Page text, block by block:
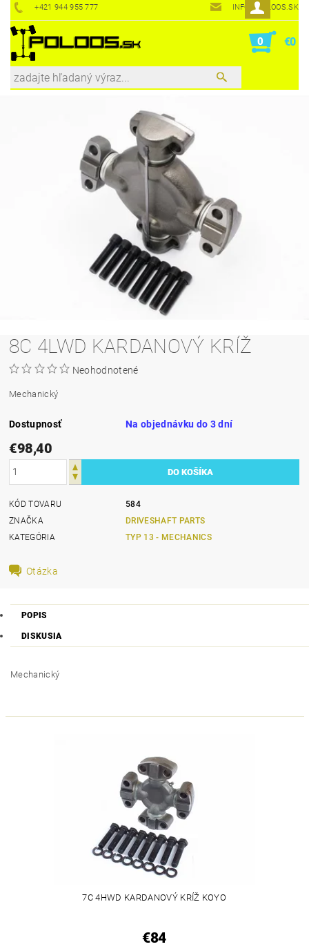
+421 944 955 777 INFO@POLOOS.SK
0 €0
8C 4LWD KARDANOVÝ KRÍŽ
Neohodnotené
Mechanický
Dostupnosť Na objednávku do 3 dní
€98,40
KÓD TOVARU
584
ZNAČKA
DRIVESHAFT PARTS
KATEGÓRIA
TYP 13 - MECHANICS
Otázka
POPIS
DISKUSIA
Mechanický
7C 4HWD KARDANOVÝ KRÍŽ KOYO
€84